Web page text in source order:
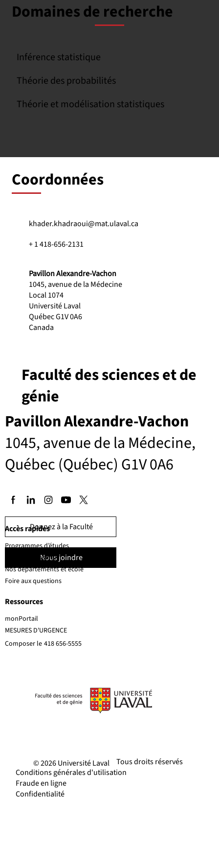
Domaines de recherche
Inférence statistique
Théorie des probabilités
Théorie et modélisation statistiques
Coordonnées
khader.khadraoui@mat.ulaval.ca
+ 1 418-656-2131
Pavillon Alexandre-Vachon
1045, avenue de la Médecine
Local 1074
Université Laval
Québec G1V 0A6
Canada
Pavillon Alexandre-Vachon
1045, avenue de la Médecine,
Québec (Québec) G1V 0A6
Faculté des sciences et de
génie
Donnez à la Faculté
Nous joindre
MESURES D'URGENCE
Composer le 418 656-5555
Accès rapides
Ressources
Programmes d’études
Corps professoral
Nos départements et école
Foire aux questions
monPortail
Tous droits réservés
© 2026 Université Laval
Conditions générales d'utilisation
Fraude en ligne
Confidentialité